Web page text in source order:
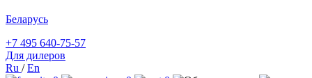
Беларусь
+7 495 640-75-57
Для дилеров
Ru /En